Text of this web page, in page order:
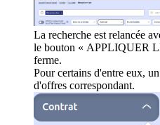
La recherche est relancée
le bouton « APPLIQUER
ferme.
Pour certains d'entre eux,
d'offres correspondant.